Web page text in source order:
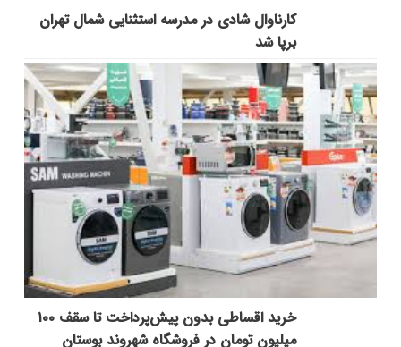
کارناوال شادی در مدرسه استثنایی شمال تهران
برپا شد
خرید اقساطی بدون پیش‌پرداخت تا سقف ۱۰۰
میلیون تومان در فروشگاه شهروند بوستان